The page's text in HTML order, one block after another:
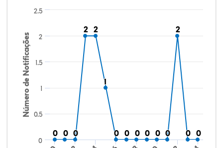
Número de Notificações
0
0 0
0 0
0
2
2 2
2
11
0
0 0
0 0
0 0
0 0
0 0
0
2
2
0
0 0
0
0
0.5
1
1.5
2
2.5